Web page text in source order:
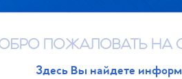
ПОЖАЛОВАТЬ НА
Здесь Вы найдете